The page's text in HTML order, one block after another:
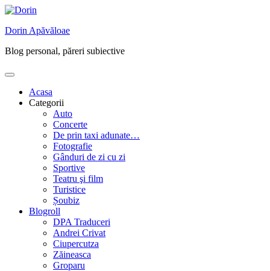
Skip
content
Dorin Apăvăloae
Blog personal, păreri subiective
Acasa
Categorii
Auto
Concerte
De prin taxi adunate…
Fotografie
Gânduri de zi cu zi
Sportive
Teatru şi film
Turistice
Șoubiz
Blogroll
DPA Traduceri
Andrei Crivat
Ciupercutza
Zăineasca
Groparu